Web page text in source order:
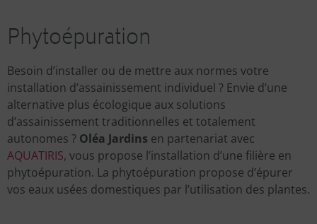
Phytoépuration
Besoin d’installer ou de mettre aux normes votre
installation d’assainissement individuel ? Envie d’une
alternative plus écologique aux solutions
d’assainissement traditionnelles et totalement
autonomes ? Oléa Jardins en partenariat avec
AQUATIRIS, vous propose l’installation d’une filière en
phytoépuration. La phytoépuration propose d’épurer
vos eaux usées domestiques par l’utilisation des plantes.